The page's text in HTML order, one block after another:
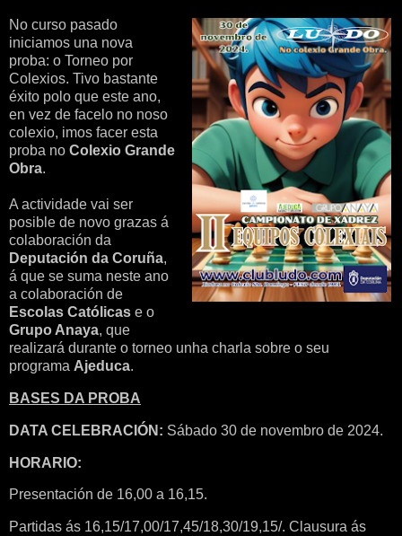
No curso pasado
iniciamos una nova
proba: o Torneo por
Colexios. Tivo bastante
éxito polo que este ano,
en vez de facelo no noso
colexio, imos facer esta
proba no Colexio Grande
Obra.
A actividade vai ser
posible de novo grazas á
colaboración da
Deputación da Coruña,
á que se suma neste ano
a colaboración de
Escolas Católicas e o
Grupo Anaya, que
realizará durante o torneo unha charla sobre o seu
programa Ajeduca.
BASES DA PROBA
DATA CELEBRACIÓN: Sábado 30 de novembro de 2024.
HORARIO:
Presentación de 16,00 a 16,15.
Partidas ás 16,15/17,00/17,45/18,30/19,15/. Clausura ás